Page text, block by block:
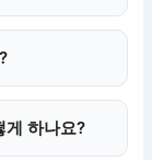
게 하나요?